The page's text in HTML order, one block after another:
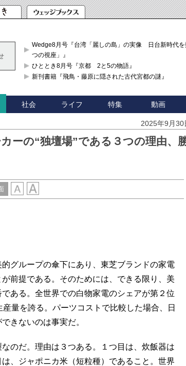
Wedge8月号『台湾「麗しの島」の実像 日台新時代を
つの視座」』
ひととき8月号『京都 2と5の物語』
新刊書籍『飛鳥・藤原に隠された古代宮都の謎』
社会 ライフ 特集 動画
2025年9月30
ーの“独壇場”である３つの理由、
グループの傘下にあり、東芝ブランドの家電
前提である。そのためには、できる限り、美
ある。全世界での白物家電のシェアが第２位
量を誇る。パーツコストで比較した場合、日
きないのは事実だ。
のだ。理由は３つある。１つ目は、炊飯器は
、ジャポニカ米（短粒種）であること。世界